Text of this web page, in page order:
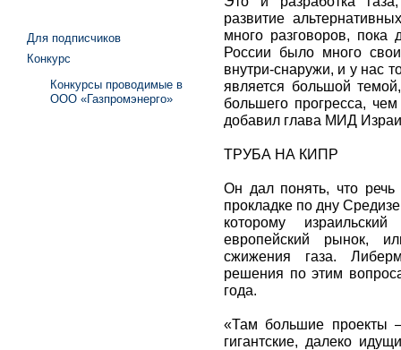
развитие
много разговоров,
России было много
внутри-снаружи, и у нас
является большой
большего прогресса,
добавил глава МИД
ТРУБА НА КИПР
Он дал понять, что
прокладке по дну
которому
европейский рынок,
сжижения газа.
решения по этим
года.
«Там большие проекты
гигантские, далеко
Для подписчиков
Конкурс
Конкурсы проводимые в
ООО «Газпромэнерго»